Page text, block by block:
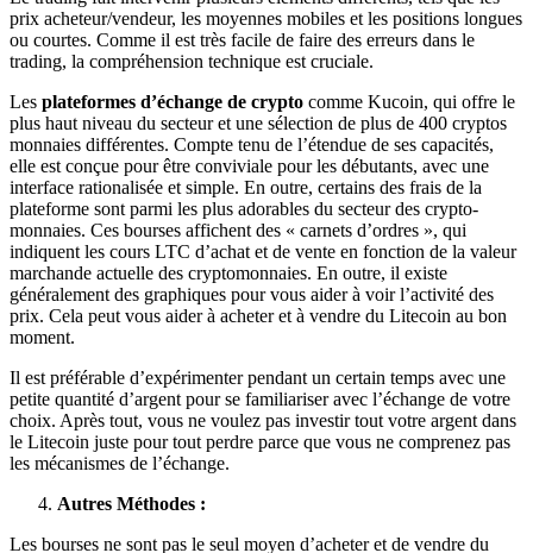
prix acheteur/vendeur, les moyennes mobiles et les positions longues
ou courtes. Comme il est très facile de faire des erreurs dans le
trading, la compréhension technique est cruciale.
Les plateformes d’échange de crypto comme Kucoin, qui offre le
plus haut niveau du secteur et une sélection de plus de 400 cryptos
monnaies différentes. Compte tenu de l’étendue de ses capacités,
elle est conçue pour être conviviale pour les débutants, avec une
interface rationalisée et simple. En outre, certains des frais de la
plateforme sont parmi les plus adorables du secteur des crypto-
monnaies. Ces bourses affichent des « carnets d’ordres », qui
indiquent les cours LTC d’achat et de vente en fonction de la valeur
marchande actuelle des cryptomonnaies. En outre, il existe
généralement des graphiques pour vous aider à voir l’activité des
prix. Cela peut vous aider à acheter et à vendre du Litecoin au bon
moment.
Il est préférable d’expérimenter pendant un certain temps avec une
petite quantité d’argent pour se familiariser avec l’échange de votre
choix. Après tout, vous ne voulez pas investir tout votre argent dans
le Litecoin juste pour tout perdre parce que vous ne comprenez pas
les mécanismes de l’échange.
Autres Méthodes :
Les bourses ne sont pas le seul moyen d’acheter et de vendre du